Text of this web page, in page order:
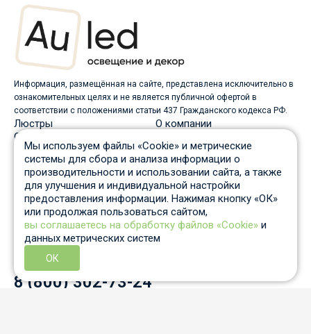
Информация, размещённая на сайте, представлена исключительно в
ознакомительных целях и не является публичной офертой в
соответствии с положениями статьи 437 Гражданского кодекса РФ.
Люстры
О компании
Светильники
Бра
Оплата
Торшеры
Скидки
Споты
Вопрос-ответ
Настольные лампы
Гарантия и возврат
Уличные светильники
Статьи
Трековые системы
Отзывы
Пн-Пт: c 10 до 19 по Москве
Отдел продаж
8 931 210-53-05
Контактный телефон
8 (800) 302-73-24
Мы используем файлы «Cookie» и метрические
системы для сбора и анализа информации о
производительности и использовании сайта, а также
для улучшения и индивидуальной настройки
предоставления информации. Нажимая кнопку «ОК»
или продолжая пользоваться сайтом,
вы соглашаетесь на обработку файлов «Cookie» и
данных метрических систем
ОК